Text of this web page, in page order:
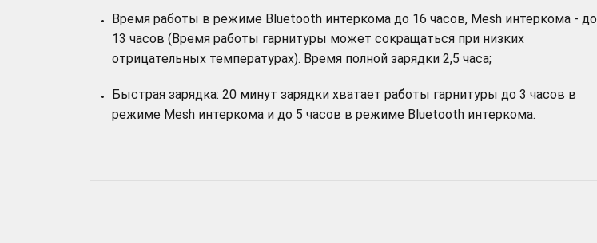
Время работы в режиме Bluetooth интеркома до 16 часов, Mesh интеркома - до
13 часов (Время работы гарнитуры может сокращаться при низких
отрицательных температурах). Время полной зарядки 2,5 часа;
Быстрая зарядка: 20 минут зарядки хватает работы гарнитуры до 3 часов в
режиме Mesh интеркома и до 5 часов в режиме Bluetooth интеркома.